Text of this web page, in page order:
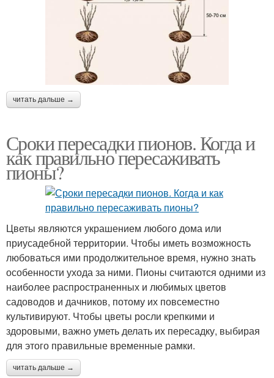
читать дальше →
Сроки пересадки пионов. Когда и
как правильно пересаживать
пионы?
Цветы являются украшением любого дома или
приусадебной территории. Чтобы иметь возможность
любоваться ими продолжительное время, нужно знать
особенности ухода за ними. Пионы считаются одними из
наиболее распространенных и любимых цветов
садоводов и дачников, потому их повсеместно
культивируют. Чтобы цветы росли крепкими и
здоровыми, важно уметь делать их пересадку, выбирая
для этого правильные временные рамки.
читать дальше →